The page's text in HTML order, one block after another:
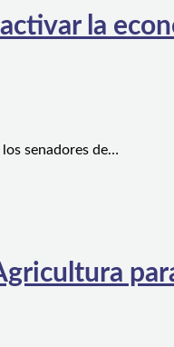
la
senadores de…